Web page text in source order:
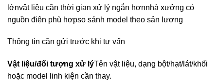
lớnvật liệu cần thời gian xử lý ngắn hơnnhà xưởng có
nguồn điện phù hợpso sánh model theo sản lượng
Thông tin cần gửi trước khi tư vấn
Vật liệu/đối tượng xử lýTên vật liệu, dạng bột/hạt/lát/khối
hoặc model linh kiện cần thay.